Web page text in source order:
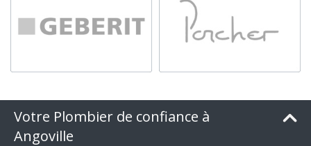
Votre Plombier de confiance à
Angoville